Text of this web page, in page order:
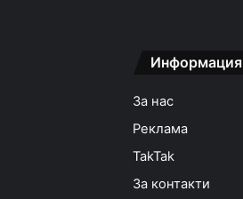
Информация
За нас
Реклама
TakTak
За контакти